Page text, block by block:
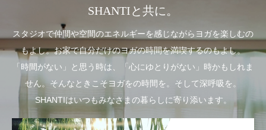
SHANTIと共に。
スタジオで仲間や空間のエネルギーを感じながらヨガを楽しむの
もよし。お家で自分だけのヨガの時間を満喫するのもよし。
「時間がない」と思う時は、「心にゆとりがない」時かもしれま
せん。そんなときこそヨガをの時間を。そして深呼吸を。
SHANTIはいつもみなさまの暮らしに寄り添います。